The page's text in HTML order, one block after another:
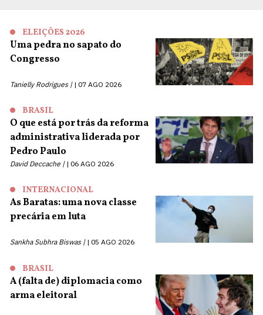
ELEIÇÕES 2026
Uma pedra no sapato do
Congresso
Tanielly Rodrigues | 07 AGO 2026
BRASIL
O que está por trás da reforma
administrativa liderada por
Pedro Paulo
David Deccache | 06 AGO 2026
INTERNACIONAL
As Baratas: uma nova classe
precária em luta
Sankha Subhra Biswas | 05 AGO 2026
BRASIL
A (falta de) diplomacia como
arma eleitoral